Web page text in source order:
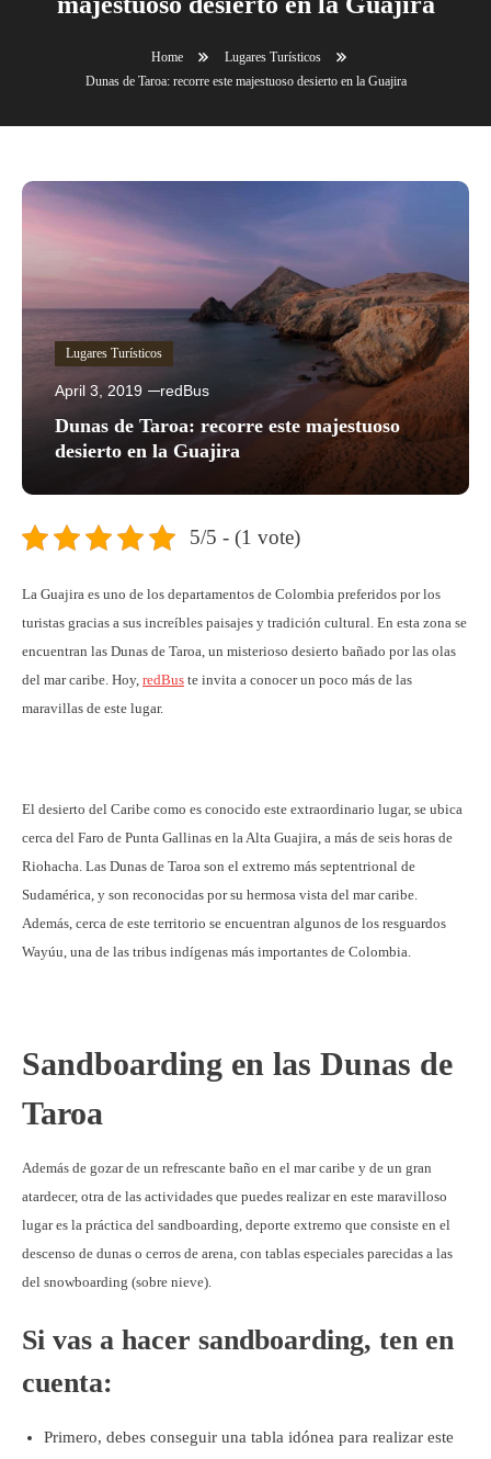
Home
Lugares Turísticos
Dunas de Taroa: recorre este majestuoso desierto en la Guajira
Lugares Turísticos
April 3, 2019 redBus
Dunas de Taroa: recorre este majestuoso
desierto en la Guajira
5/5 - (1 vote)
La Guajira es uno de los departamentos de Colombia preferidos por los
turistas gracias a sus increíbles paisajes y tradición cultural. En esta zona se
encuentran las Dunas de Taroa, un misterioso desierto bañado por las olas
del mar caribe. Hoy, redBus te invita a conocer un poco más de las
maravillas de este lugar.
El desierto del Caribe como es conocido este extraordinario lugar, se ubica
cerca del Faro de Punta Gallinas en la Alta Guajira, a más de seis horas de
Riohacha. Las Dunas de Taroa son el extremo más septentrional de
Sudamérica, y son reconocidas por su hermosa vista del mar caribe.
Además, cerca de este territorio se encuentran algunos de los resguardos
Wayúu, una de las tribus indígenas más importantes de Colombia.
Sandboarding en las Dunas de
Taroa
Además de gozar de un refrescante baño en el mar caribe y de un gran
atardecer, otra de las actividades que puedes realizar en este maravilloso
lugar es la práctica del sandboarding, deporte extremo que consiste en el
descenso de dunas o cerros de arena, con tablas especiales parecidas a las
del snowboarding (sobre nieve).
Si vas a hacer sandboarding, ten en
cuenta:
Primero, debes conseguir una tabla idónea para realizar este